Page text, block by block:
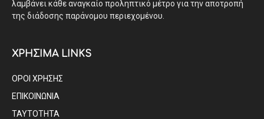
λαμβάνει κάθε αναγκαίο προληπτικό μέτρο για την αποτροπή
της διάδοσης παράνομου περιεχομένου.
ΧΡΗΣΙΜΑ LINKS
ΟΡΟΙ ΧΡΗΣΗΣ
ΕΠΙΚΟΙΝΩΝΙΑ
ΤΑΥΤΟΤΗΤΑ